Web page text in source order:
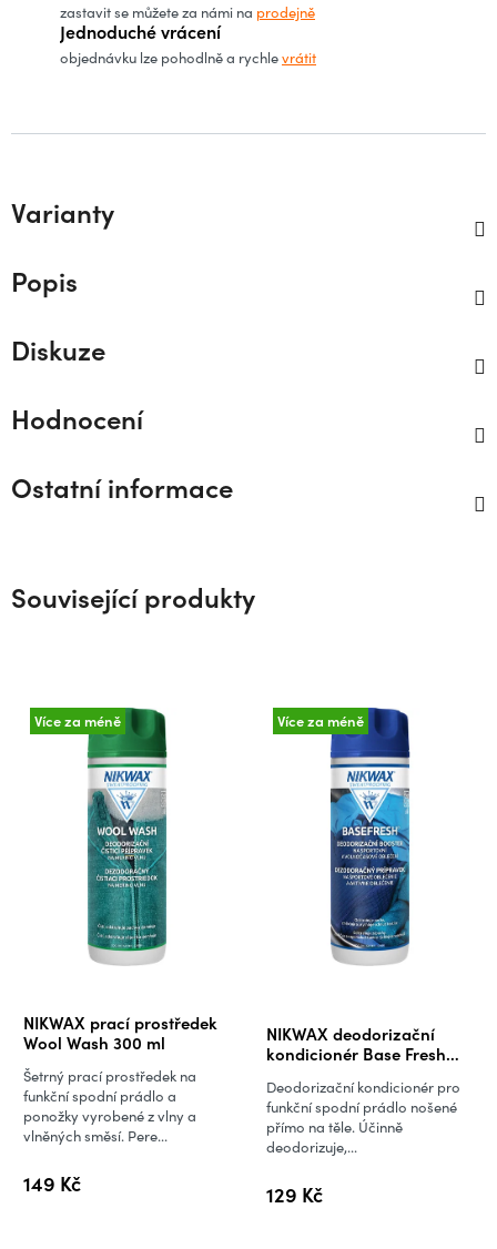
zastavit se můžete za námi na prodejně
Jednoduché vrácení
objednávku lze pohodlně a rychlevrátit
Varianty
Popis
Diskuze
Hodnocení
Ostatní informace
Související produkty
Více za méně
NIKWAX prací prostředek
Wool Wash 300 ml
Průměrné
hodnocení
produktu
je
5,0
5
149 Kč
Šetrný prací prostředek na
funkční spodní prádlo a
ponožky vyrobené z vlny a
vlněných směsí. Pere...
Více za méně
NIKWAX deodorizační
kondicionér Base Fresh
129 Kč
Deodorizační kondicionér pro
funkční spodní prádlo nošené
přímo na těle. Účinně
deodorizuje,...